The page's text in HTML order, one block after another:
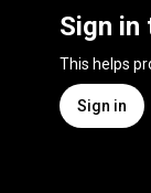
Sign in
This helps
Sign in